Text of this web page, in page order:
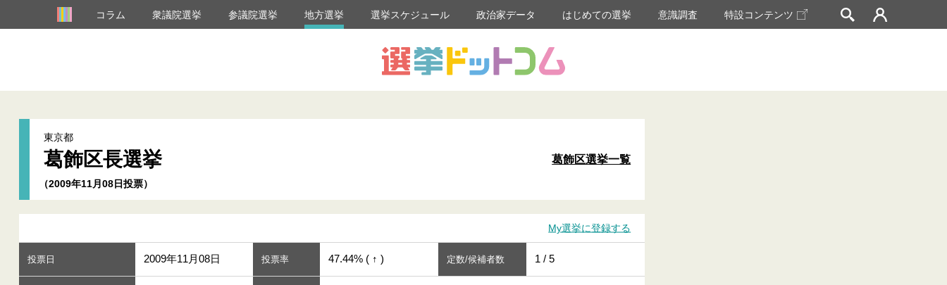
コラム 衆議院選挙 参議院選挙 地方選挙 選挙スケジュール 政治家データ はじめての選挙 意識調査 特設コンテンツ
東京都
葛飾区長選挙
（2009年11月08日投票）
葛飾区選挙一覧
My選挙に登録する
投票日 2009年11月08日 投票率 47.44% ( ↑ ) 定数/候補者数 1 / 5